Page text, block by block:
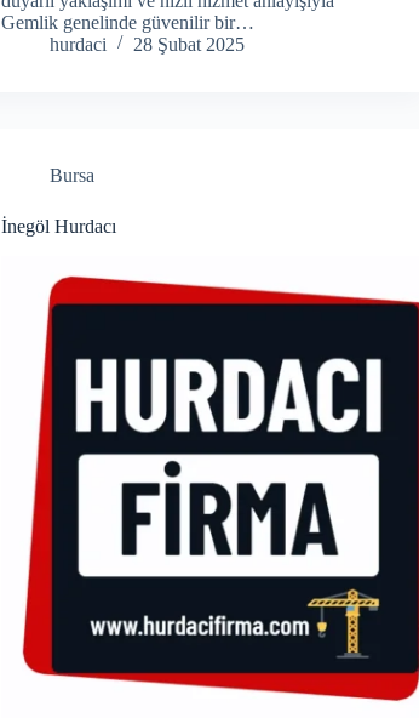
Gemlik genelinde güvenilir bir…
hurdaci
28 Şubat 2025
Bursa
İnegöl Hurdacı